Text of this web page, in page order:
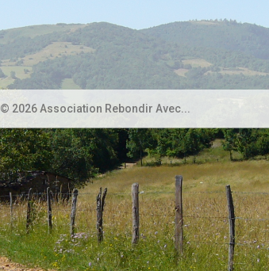
© 2026 Association Rebondir Avec...